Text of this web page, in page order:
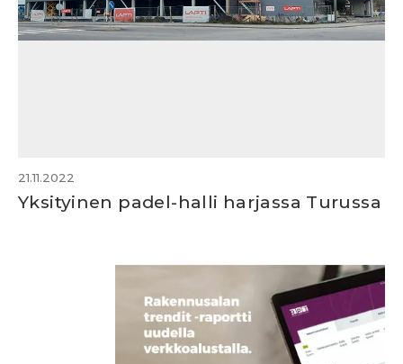
21.11.2022
Yksityinen padel-halli harjassa Turussa